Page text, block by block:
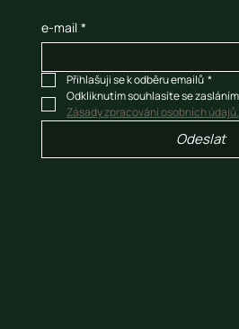
e-mail *
Přihlašuji se k odběru emailů *
Zásady zpracování osobních údajů.
Odeslat